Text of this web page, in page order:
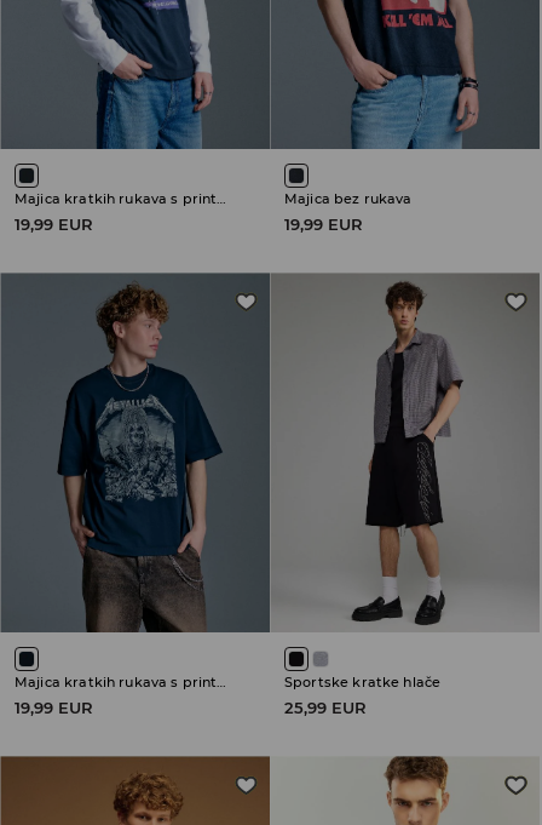
Majica kratkih rukava s printom
19,99 EUR
Majica bez rukava
19,99 EUR
19,99 EUR
Sportske kratke hlače
25,99 EUR